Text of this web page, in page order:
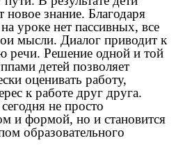
знание. Благодаря
уроке нет пассивных, все
мысли. Диалог приводит к
речи. Решение одной и той
детей позволяет
оценивать работу,
к работе друг друга.
не просто
и формой, но и становится
образовательного